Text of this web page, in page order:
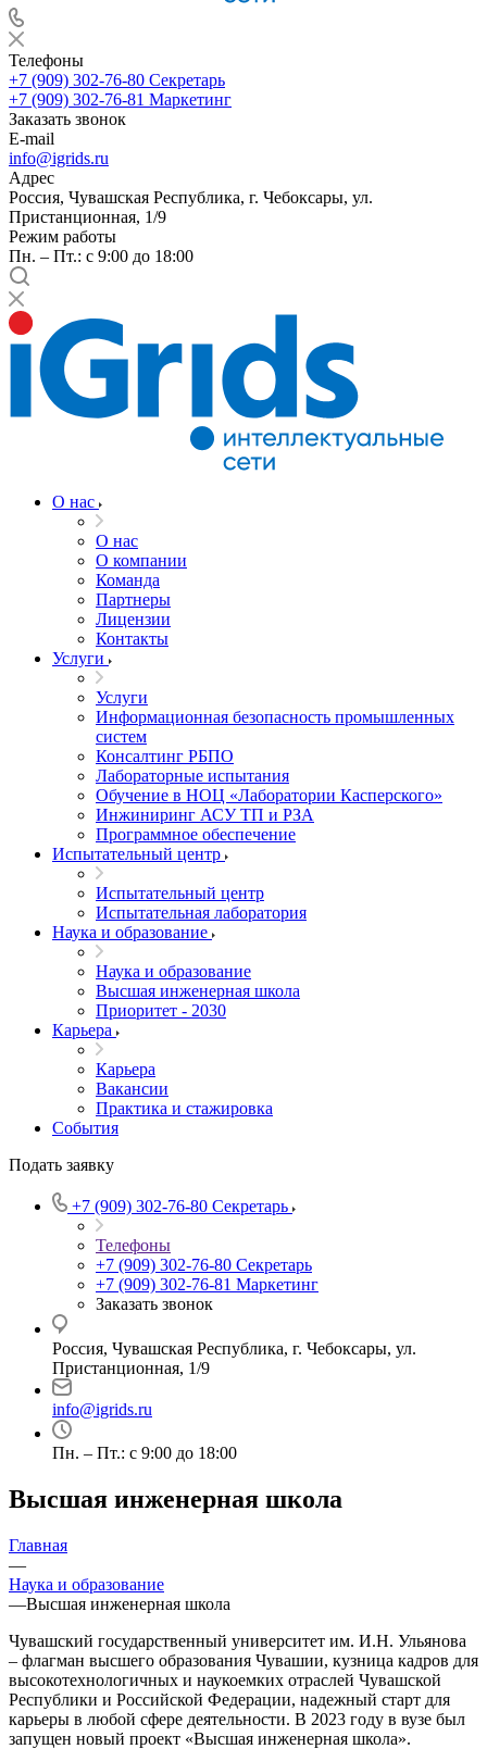
Телефоны
+7 (909) 302-76-80 Секретарь
+7 (909) 302-76-81 Маркетинг
Заказать звонок
E-mail
info@igrids.ru
Адрес
Россия, Чувашская Республика, г. Чебоксары, ул.
Пристанционная, 1/9
Режим работы
Пн. – Пт.: с 9:00 до 18:00
О нас
О нас
О компании
Команда
Партнеры
Лицензии
Контакты
Услуги
Услуги
Информационная безопасность промышленных
систем
Консалтинг РБПО
Лабораторные испытания
Обучение в НОЦ «Лаборатории Касперского»
Инжиниринг АСУ ТП и РЗА
Программное обеспечение
Испытательный центр
Испытательный центр
Испытательная лаборатория
Наука и образование
Наука и образование
Высшая инженерная школа
Приоритет - 2030
Карьера
Карьера
Вакансии
Практика и стажировка
События
Подать заявку
+7 (909) 302-76-80 Секретарь
Телефоны
+7 (909) 302-76-80 Секретарь
+7 (909) 302-76-81 Маркетинг
Заказать звонок
Россия, Чувашская Республика, г. Чебоксары, ул.
Пристанционная, 1/9
info@igrids.ru
Пн. – Пт.: с 9:00 до 18:00
Высшая инженерная школа
Главная
—
Наука и образование
—Высшая инженерная школа
Чувашский государственный университет им. И.Н. Ульянова
– флагман высшего образования Чувашии, кузница кадров для
высокотехнологичных и наукоемких отраслей Чувашской
Республики и Российской Федерации, надежный старт для
карьеры в любой сфере деятельности. В 2023 году в вузе был
запущен новый проект «Высшая инженерная школа».